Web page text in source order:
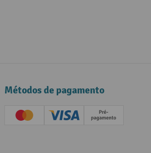
Métodos de pagamento
Creditcard (Master)Creditcard (Visa)Pré-pagamento